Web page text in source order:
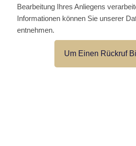
Bearbeitung Ihres Anliegens
Informationen können Sie unserer
entnehmen.
Um Einen Rückruf